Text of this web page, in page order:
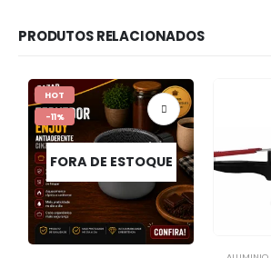
PRODUTOS RELACIONADOS
HOT
-11%
FORA DE ESTOQUE